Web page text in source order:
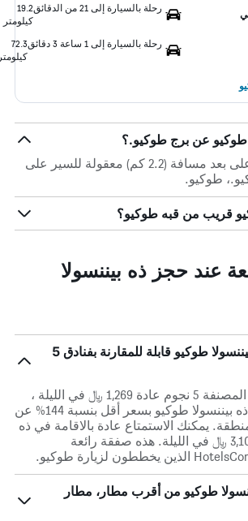
رحلة بالسيارة إلى 21 من الدقائق
19.2
كيلومتر
رحلة بالسيارة إلى 1 ساعة 3 دقائق
72.3
طوكيو عن برج طوكيو.؟
ذه بيننسولا طوكيو على بعد مسافة (2.2 كم) معقولة للسير على
طوكيو.
قريب من قبه طوكيو؟
عند حجز ذه بيننسولا
هل الأسعار في ذه بيننسولا طوكيو قابلة للمقارنة بفنادق 5
تكلف فنادق طوكيو المصنفة 5 نجوم عادة 1,269 ﷼ في الليلة ،
ولكن وسطياً يتوفر ذه بيننسولا طوكيو بسعر أقل بنسبة 144% عن
يمكنك الاستمتاع عادة بالاقامة في ذه
بيننسولا طوكيو بـ 3,102 ﷼ في الليلة. هذه صفقة رائعة
طوكيو من أقرب مطار، مطار